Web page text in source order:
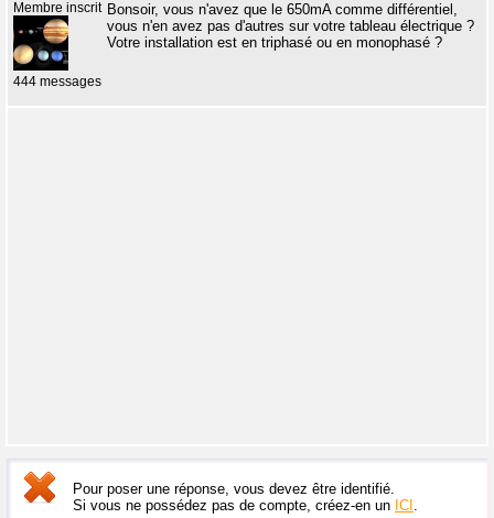
Membre inscrit
444 messages
Bonsoir, vous n'avez que le 650mA comme différentiel,
vous n'en avez pas d'autres sur votre tableau électrique ?
Votre installation est en triphasé ou en monophasé ?
Pour poser une réponse, vous devez être identifié.
Si vous ne possédez pas de compte, créez-en un ICI .